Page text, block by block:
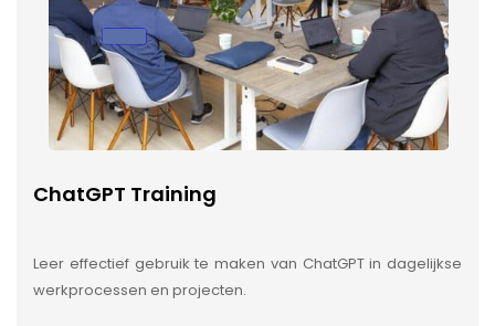
ChatGPT Training
Leer effectief gebruik te maken van ChatGPT in dagelijkse
werkprocessen en projecten.